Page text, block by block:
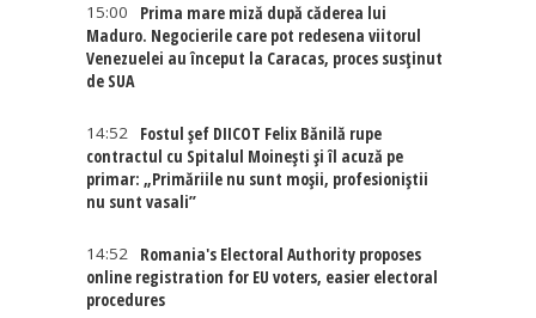
15:00
Prima mare miză după căderea lui
Maduro. Negocierile care pot redesena viitorul
Venezuelei au început la Caracas, proces susținut
de SUA
14:52
Fostul șef DIICOT Felix Bănilă rupe
contractul cu Spitalul Moinești și îl acuză pe
primar: „Primăriile nu sunt moșii, profesioniștii
nu sunt vasali”
14:52
Romania's Electoral Authority proposes
online registration for EU voters, easier electoral
procedures